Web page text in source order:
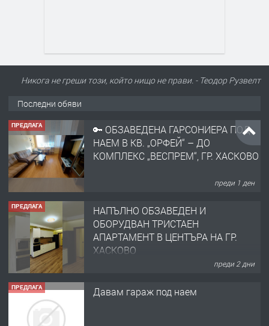
Никога не греши този, който нищо не прави. - Теодор Рузвелт
Последни обяви
🔑 ОБЗАВЕДЕНА ГАРСОНИЕРА ПОД
преди 1 ден
ПРЕДЛАГА
НАПЪЛНО ОБЗАВЕДЕН И
АПАРТАМЕНТ В ЦЕНТЪРА НА ГР.
ПРЕДЛАГА Давам гараж под наем
ПРЕДЛАГА